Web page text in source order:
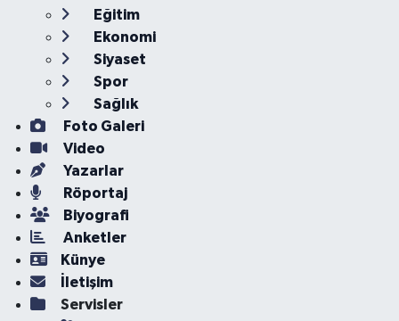
Eğitim
Ekonomi
Siyaset
Spor
Sağlık
Foto Galeri
Video
Yazarlar
Röportaj
Biyografi
Anketler
Künye
İletişim
Servisler